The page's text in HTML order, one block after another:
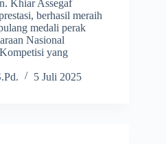
Khiar Assegaf
berhasil meraih
medali perak
Nasional
yang
5 Juli 2025